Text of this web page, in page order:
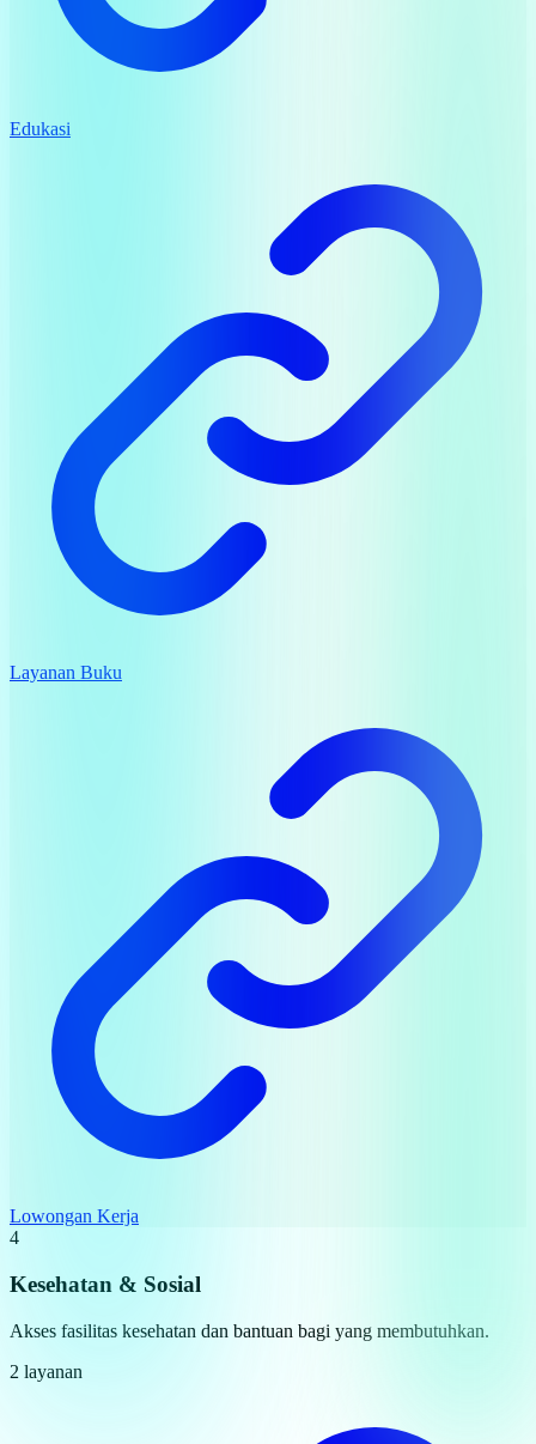
Edukasi
Layanan Buku
Lowongan Kerja
4
Kesehatan & Sosial
Akses fasilitas kesehatan dan bantuan bagi yang membutuhkan.
2 layanan